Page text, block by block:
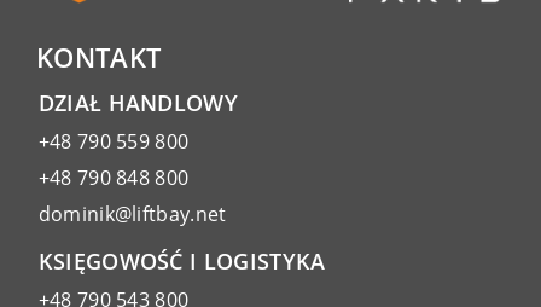
KONTAKT
DZIAŁ HANDLOWY
+48 790 559 800
+48 790 848 800
dominik@liftbay.net
KSIĘGOWOŚĆ I LOGISTYKA
+48 790 543 800